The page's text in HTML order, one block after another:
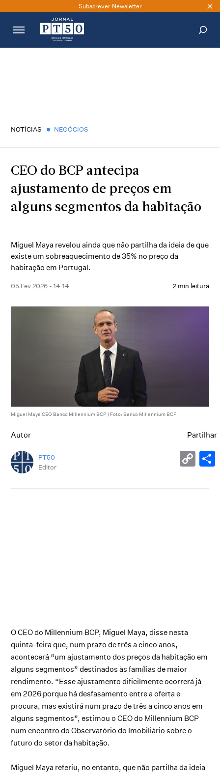
Subscrever Newsletter
NOTÍCIAS NEGÓCIOS
CEO do BCP antecipa
ajustamento de preços em
alguns segmentos da habitação
Miguel Maya revelou ainda que não partilha da ideia de que
existe um sobreaquecimento de 35% no preço da
habitação em Portugal.
05 Fev 2026 - 14:14 2 min leitura
Miguel Maya CEO Banco Millennium BCP | Foto: Banco Millennium BCP
Autor
PT50
Editor
Partilhar
O CEO do Millennium BCP, Miguel Maya, disse nesta
quinta-feira que, num prazo de três a cinco anos,
acontecerá “um ajustamento dos preços da habitação em
alguns segmentos” destinados às famílias de maior
rendimento. “Esse ajustamento dificilmente ocorrerá já
em 2026 porque há desfasamento entre a oferta e
procura, mas existirá num prazo de três a cinco anos em
alguns segmentos”, estimou o CEO do Millennium BCP
num encontro do Observatório do Imobiliário sobre o
futuro do setor da habitação.
Miguel Maya referiu, no entanto, que não partilha da ideia